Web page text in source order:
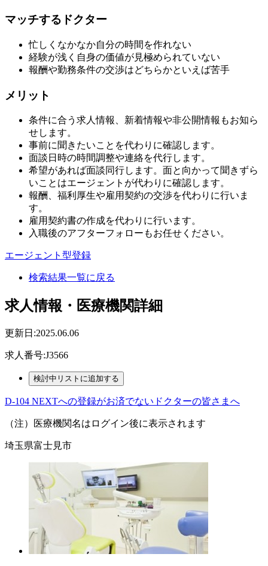
マッチするドクター
忙しくなかなか自分の時間を作れない
経験が浅く自身の価値が見極められていない
報酬や勤務条件の交渉はどちらかといえば苦手
メリット
条件に合う求人情報、新着情報や非公開情報もお知ら
せします。
事前に聞きたいことを代わりに確認します。
面談日時の時間調整や連絡を代行します。
希望があれば面談同行します。面と向かって聞きずら
いことはエージェントが代わりに確認します。
報酬、福利厚生や雇用契約の交渉を代わりに行いま
す。
雇用契約書の作成を代わりに行います。
入職後のアフターフォローもお任せください。
エージェント型登録
検索結果一覧に戻る
求人情報・医療機関詳細
更新日:2025.06.06
求人番号:J3566
D-104 NEXTへの登録がお済でないドクターの皆さまへ
（注）医療機関名はログイン後に表示されます
埼玉県富士見市